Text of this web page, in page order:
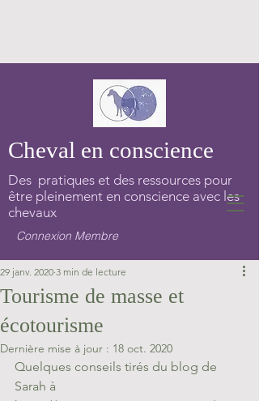
Cheval en conscience
Des pratiques et des ressources pour
être pleinement en conscience avec les
chevaux
Connexion Membre
Tourisme de masse et
écotourisme
29 janv. 2020 3 min de lecture
Dernière mise à jour : 18 oct. 2020
Quelques conseils tirés du blog de
Sarah à